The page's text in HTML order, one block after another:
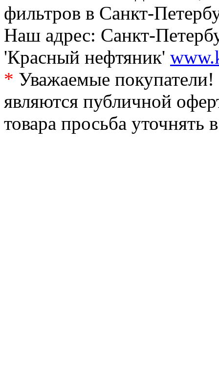
фильтров в Санкт-
Наш адрес: Санкт-
'Красный нефтяник'
* Уважаемые
являются публичной
товара просьба уточнять